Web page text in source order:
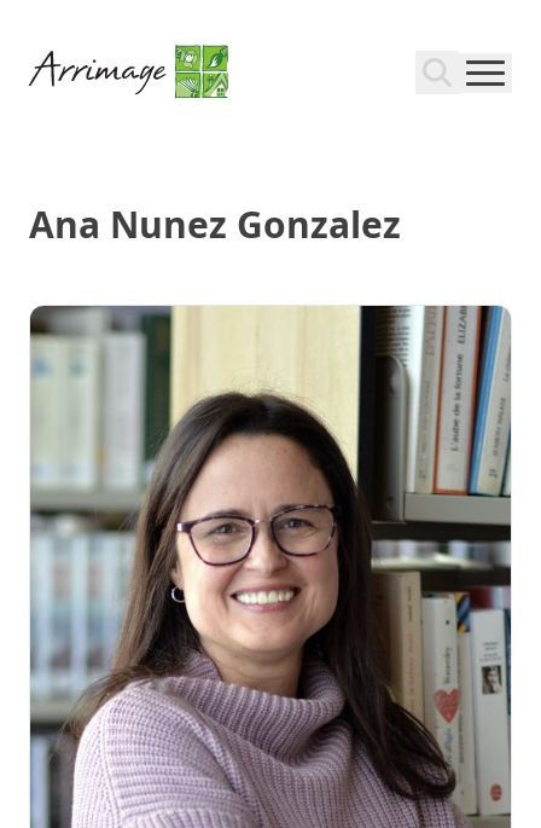
Ana Nunez Gonzalez